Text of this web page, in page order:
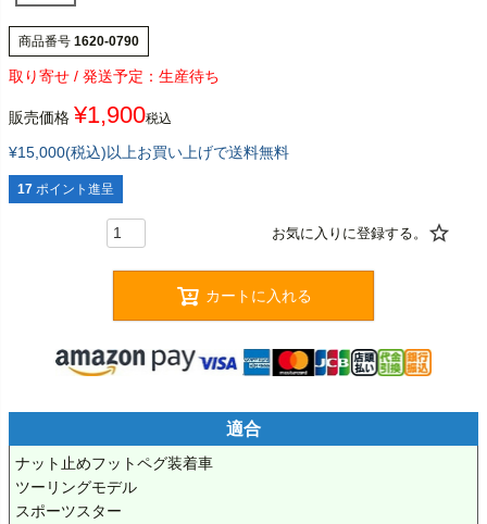
商品番号 1620-0790
生産待ち
販売価格 ¥1,900税込
¥15,000(税込)以上お買い上げで送料無料
17 ポイント進呈
カートに入れる
適合
ナット止めフットペグ装着車
ツーリングモデル
スポーツスター